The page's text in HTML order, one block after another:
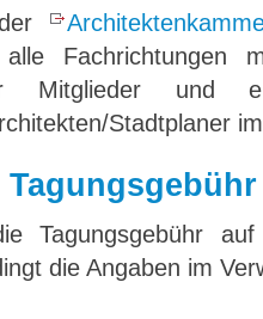
alle
für Mitglieder
Stadtplaner
Tagungsgebühr
die Angaben im